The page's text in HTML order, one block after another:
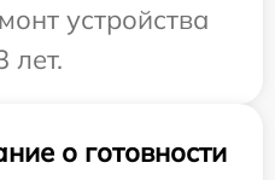
устройства
лет.
о готовности